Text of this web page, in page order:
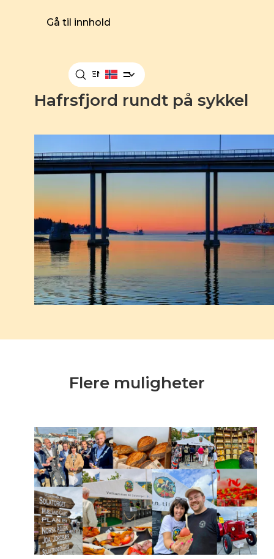
Gå til innhold
MENY
Hafrsfjord rundt på sykkel
Flere muligheter